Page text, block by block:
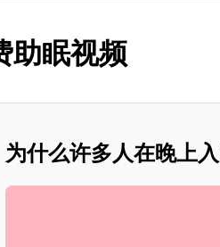
助眠视频
为什么许多人在晚上